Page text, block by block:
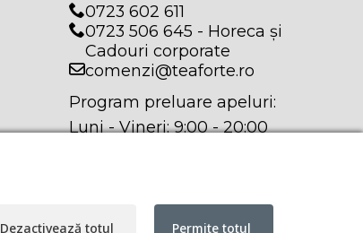
0723 602 611
0723 506 645 - Horeca și
Cadouri corporate
comenzi@teaforte.ro
Program preluare apeluri:
Luni - Vineri: 9:00 - 20:00
Dezactivează totul Permite totul